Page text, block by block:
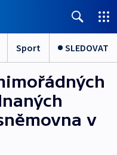
Sport SLEDOVAT
v